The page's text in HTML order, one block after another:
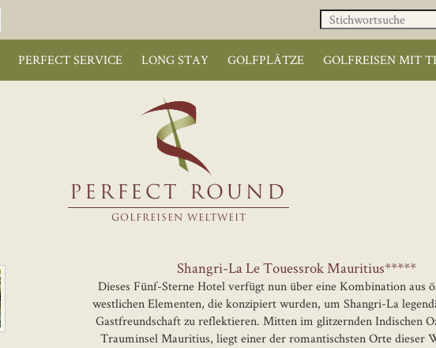
PERFECT SERVICE LONG STAY GOLFPLÄTZE GOLFREISEN MIT
PERFECT ROUND
GOLFREISEN WELTWEIT
Shangri-La Le Touessrok Mauritius*****
Dieses Fünf-Sterne Hotel verfügt nun über eine Kombination aus
westlichen Elementen, die konzipiert wurden, um Shangri-La
Gastfreundschaft zu reflektieren. Mitten im glitzernden Indischen
Trauminsel Mauritius, liegt einer der romantischsten Orte dieser